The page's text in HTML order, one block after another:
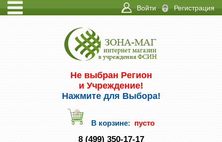
КОНТАКТЫ
Регистрация
Войти
Не выбран Регион
и Учреждение!
Нажмите для Выбора!
В корзине: пусто
8 (499) 350-17-17